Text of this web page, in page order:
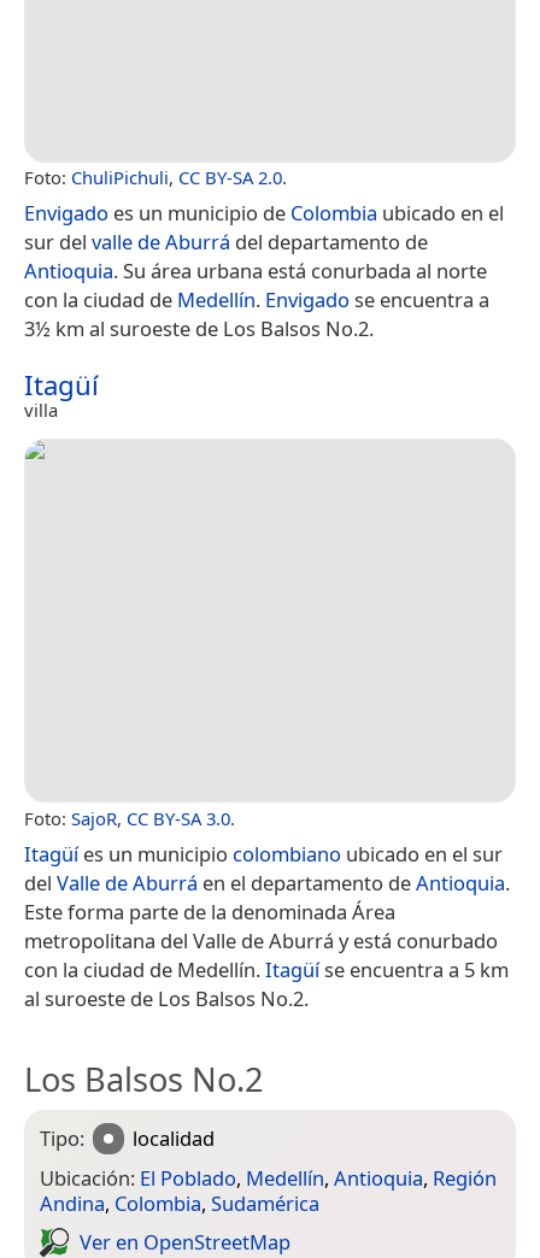
Foto: ChuliPichuli, CC BY-SA 2.0.
Envigado es un municipio de Colombia ubicado en el
sur del valle de Aburrá del departamento de
Antioquia. Su área urbana está conurbada al norte
con la ciudad de Medellín. Envigado se encuentra a
3½ km al suroeste de Los Balsos No.2.
Itagüí
villa
Foto: SajoR, CC BY-SA 3.0.
Itagüíes un municipio colombiano ubicado en el sur
del Valle de Aburrá en el departamento deAntioquia.
Este forma parte de la denominada Área
metropolitana del Valle de Aburrá y está conurbado
con la ciudad de Medellín.Itagüíse encuentra a 5 km
al suroeste de Los Balsos No.2.
Los Balsos No.2
Tipo:
localidad
Ubicación: El Poblado, Medellín, Antioquia, Región
Andina, Colombia, Sudamérica
Ver en Open­Street­Map